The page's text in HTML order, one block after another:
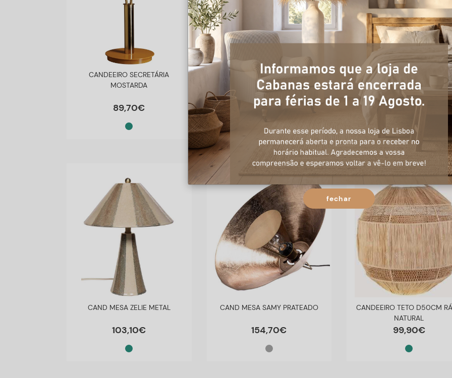
CANDEEIRO SECRETÁRIA
MOSTARDA
89,70€
SUPORTE LÂMPADA JUTA
D12*200CM
C/FICHA,INTERRUPTOR
20,50€
CAND D50*44H METAL
COGUMELO
210,30€
CAND MESA ZELIE METAL
103,10€
CAND MESA SAMY PRATEADO
154,70€
CANDEEIRO TETO D50CM
NATURAL
99,90€
fechar